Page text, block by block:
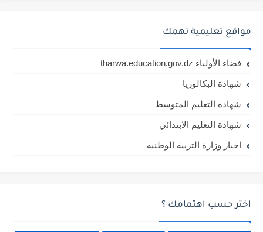
مواقع تعليمية تهمك
فضاء الأولياء tharwa.education.gov.dz
شهادة البكالوريا
شهادة التعليم المتوسط
شهادة التعليم الابتدائي
اخبار وزارة التربية الوطنية
اختر حسب اهتمامك ؟